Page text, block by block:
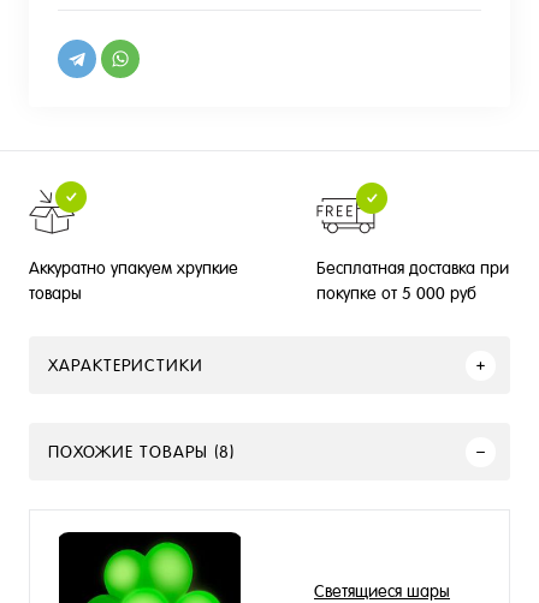
Аккуратно упакуем хрупкие
товары
Бесплатная доставка при
покупке от 5 000 руб
ХАРАКТЕРИСТИКИ
ПОХОЖИЕ ТОВАРЫ (8)
Светящиеся шары